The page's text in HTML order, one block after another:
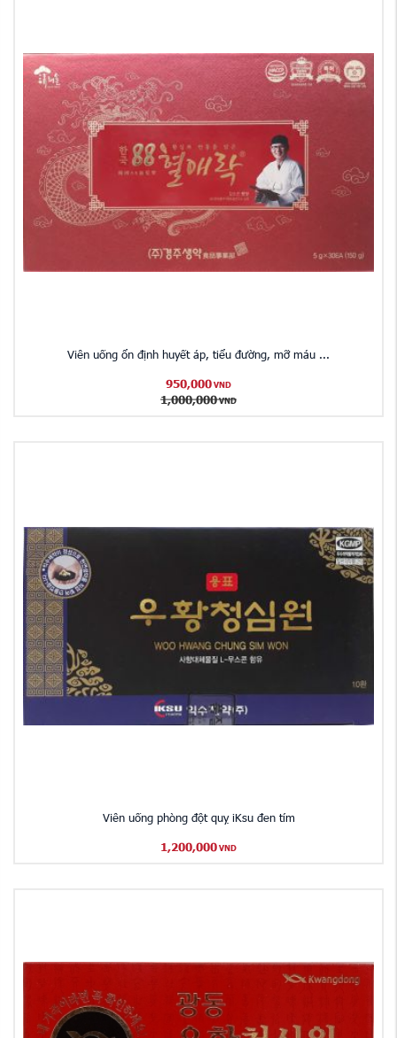
Viên uống ổn định huyết áp, tiểu đường, mỡ máu ...
950,000 VND
1,000,000 VND
Viên uống phòng đột quỵ iKsu đen tím
1,200,000 VND